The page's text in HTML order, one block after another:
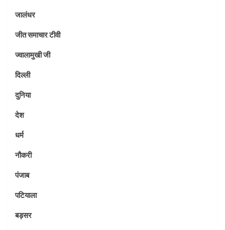
जालंधर
जीत समाचार टीवी
ज्वालामुखी जी
दिल्ली
दुनिया
देश
धर्म
नौकरी
पंजाब
पटियाला
बड़सर